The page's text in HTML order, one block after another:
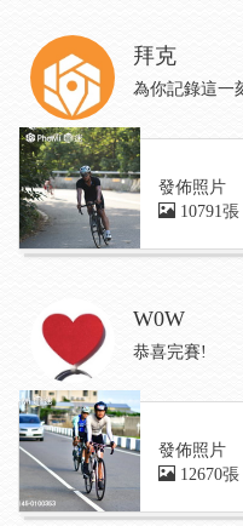
拜克
為你記錄這一
發佈照片
10791張
W0W
恭喜完賽!
發佈照片
12670張